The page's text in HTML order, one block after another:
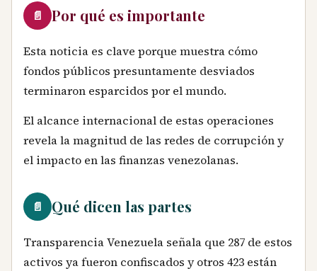
📄 Por qué es importante
Esta noticia es clave porque muestra cómo
fondos públicos presuntamente desviados
terminaron esparcidos por el mundo.
El alcance internacional de estas operaciones
revela la magnitud de las redes de corrupción y
el impacto en las finanzas venezolanas.
📄 Qué dicen las partes
Transparencia Venezuela señala que 287 de estos
activos ya fueron confiscados y otros 423 están